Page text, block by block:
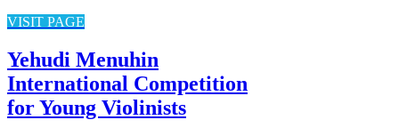
VISIT PAGE
Yehudi Menuhin
International Competition
for Young Violinists